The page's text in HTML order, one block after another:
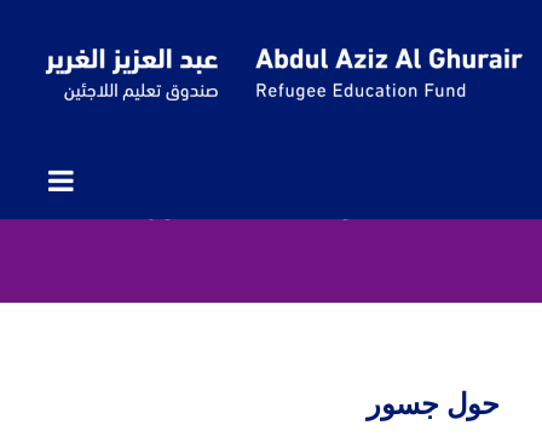
ديجيتال فيوتشرز: تنمية مهارات
حول جسور